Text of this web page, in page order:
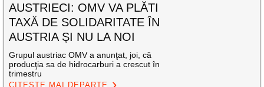
AUSTRIECI: OMV VA PLĂTI
TAXĂ DE SOLIDARITATE ÎN
AUSTRIA ȘI NU LA NOI
Grupul austriac OMV a anunţat, joi, că
producţia sa de hidrocarburi a crescut în
trimestru
CITEȘTE MAI DEPARTE